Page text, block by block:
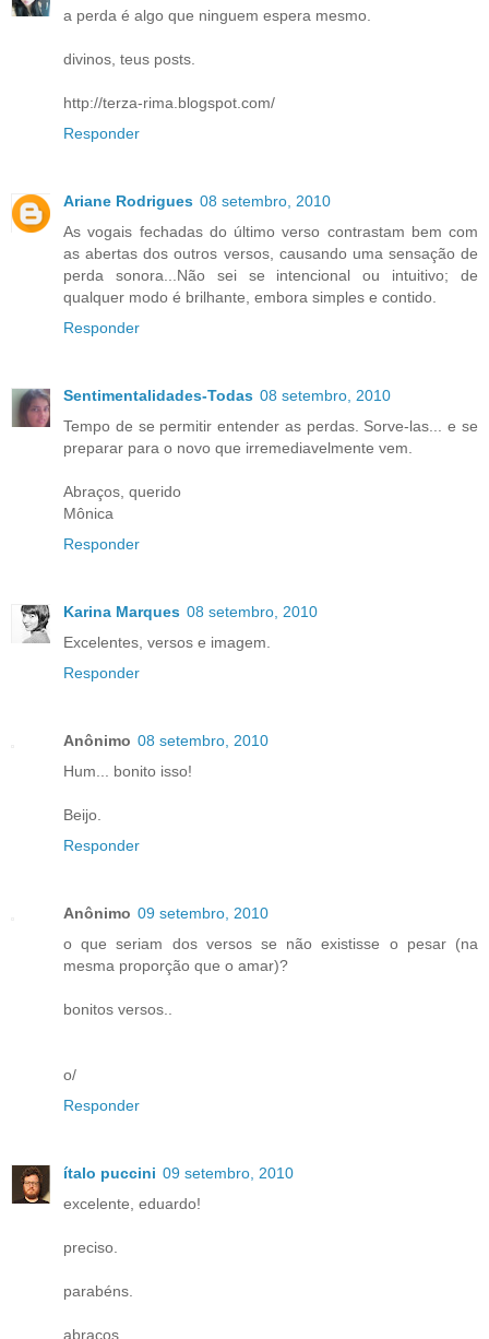
a perda é algo que ninguem espera mesmo.
divinos, teus posts.
http://terza-rima.blogspot.com/
Responder
Ariane Rodrigues 08 setembro, 2010
As vogais fechadas do último verso contrastam bem com
as abertas dos outros versos, causando uma sensação de
perda sonora...Não sei se intencional ou intuitivo; de
qualquer modo é brilhante, embora simples e contido.
Responder
Sentimentalidades-Todas 08 setembro, 2010
Tempo de se permitir entender as perdas. Sorve-las... e se
preparar para o novo que irremediavelmente vem.
Abraços, querido
Mônica
Responder
Karina Marques 08 setembro, 2010
Excelentes, versos e imagem.
Responder
Anônimo 08 setembro, 2010
Hum... bonito isso!
Beijo.
Responder
Anônimo 09 setembro, 2010
o que seriam dos versos se não existisse o pesar (na
mesma proporção que o amar)?
bonitos versos..
o/
Responder
ítalo puccini 09 setembro, 2010
excelente, eduardo!
preciso.
parabéns.
abraços.